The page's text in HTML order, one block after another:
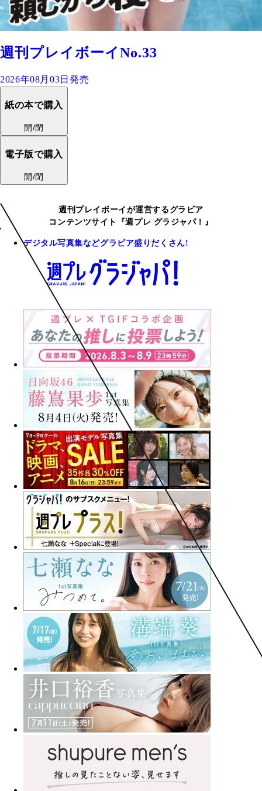
週刊プレイボーイNo.33
2026年08月03日発売
紙の本で購入
開/閉
電子版で購入
開/閉
週刊プレイボーイが運営するグラビア
コンテンツサイト『週プレ グラジャパ！』
デジタル写真集などグラビア盛りだくさん!